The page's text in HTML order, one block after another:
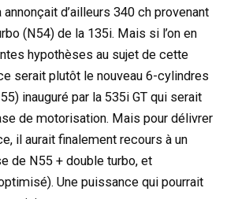
d’ailleurs 340 ch provenant
(N54) de la 135i. Mais si l’on en
hypothèses au sujet de cette
serait plutôt le nouveau 6-cylindres
inauguré par la 535i GT qui serait
de motorisation. Mais pour délivrer
il aurait finalement recours à un
de N55 + double turbo, et
Une puissance qui pourrait